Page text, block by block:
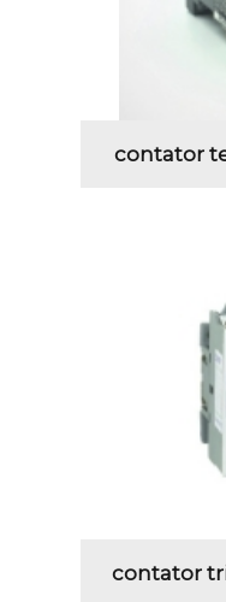
contator
contator